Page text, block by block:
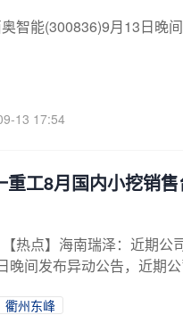
智能(300836)9月13日晚
13 17:54
重工8月国内小挖销
热点】海南瑞泽：近期
晚间发布异动公告，近期
衢州东峰